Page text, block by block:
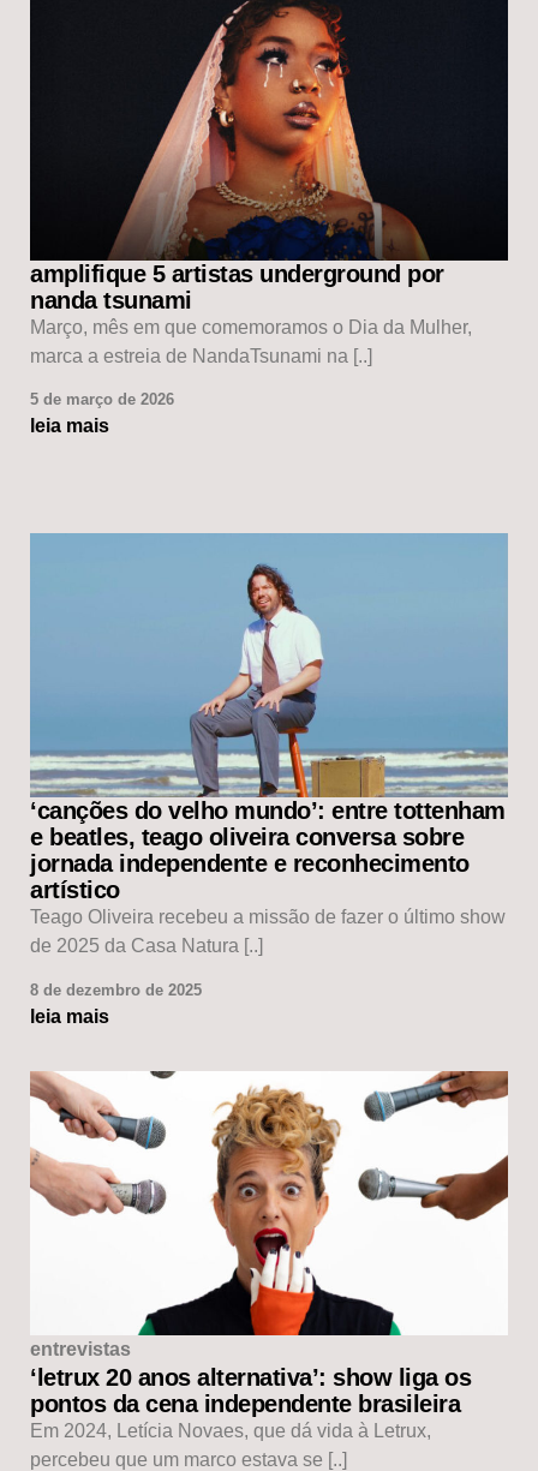
amplifique 5 artistas underground por
nanda tsunami
Março, mês em que comemoramos o Dia da Mulher,
marca a estreia de NandaTsunami na [..]
5 de março de 2026
leia mais
‘canções do velho mundo’: entre tottenham
e beatles, teago oliveira conversa sobre
jornada independente e reconhecimento
artístico
Teago Oliveira recebeu a missão de fazer o último show
de 2025 da Casa Natura [..]
8 de dezembro de 2025
leia mais
entrevistas
‘letrux 20 anos alternativa’: show liga os
pontos da cena independente brasileira
Em 2024, Letícia Novaes, que dá vida à Letrux,
percebeu que um marco estava se [..]